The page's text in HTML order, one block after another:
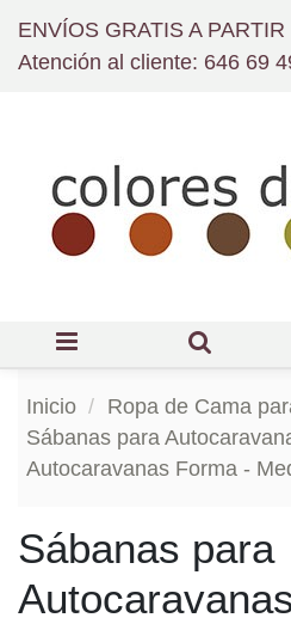
ENVÍOS GRATIS A
Atención al cliente: 646 69
Inicio
Ropa de Cama
Sábanas para
Autocaravanas Forma -
Sábanas para